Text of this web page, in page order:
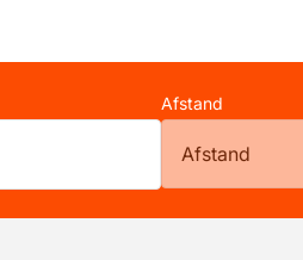
Afstand
Afstand